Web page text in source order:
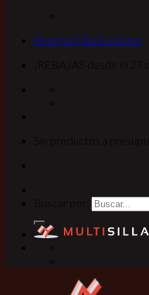
Reserva Cita Exclusiva